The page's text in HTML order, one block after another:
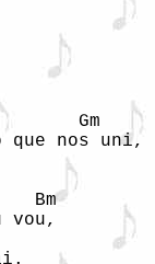
que nos uni,
Bm
vou,